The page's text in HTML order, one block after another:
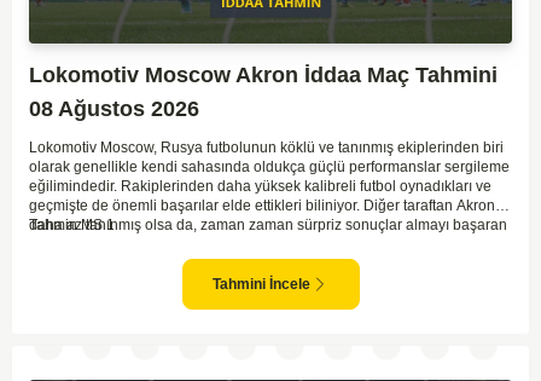
Lokomotiv Moscow Akron İddaa Maç Tahmini
08 Ağustos 2026
Lokomotiv Moscow, Rusya futbolunun köklü ve tanınmış ekiplerinden biri
olarak genellikle kendi sahasında oldukça güçlü performanslar sergileme
eğilimindedir. Rakiplerinden daha yüksek kalibreli futbol oynadıkları ve
geçmişte de önemli başarılar elde ettikleri biliniyor. Diğer taraftan Akron,
daha az tanınmış olsa da, zaman zaman sürpriz sonuçlar almayı başaran
ve güçlü ekipler karşısında istikrarlı bir performans sergilemekte
zorlanabilirler. Lokomotiv Moscow'un mevcut form durumunun ve evinde
oynama avantajının, bu karşılaşmada belirleyici olması muhtemel
Tahmin MS 1
Tahmini İncele